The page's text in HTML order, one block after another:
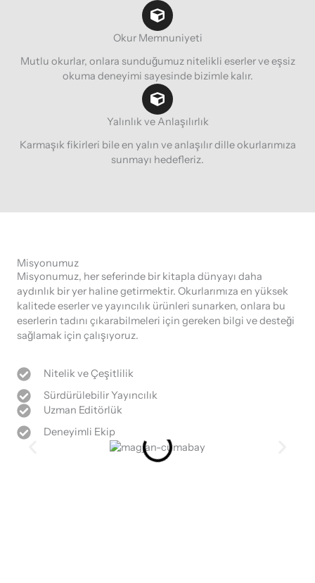
Okur Memnuniyeti
Mutlu okurlar, onlara sunduğumuz nitelikli eserler ve eşsiz
okuma deneyimi sayesinde bizimle kalır.
Yalınlık ve Anlaşılırlık
Karmaşık fikirleri bile en yalın ve anlaşılır dille okurlarımıza
sunmayı hedefleriz.
Misyonumuz
Misyonumuz, her seferinde bir kitapla dünyayı daha
aydınlık bir yer haline getirmektir. Okurlarımıza en yüksek
kalitede eserler ve yayıncılık ürünleri sunarken, onlara bu
eserlerin tadını çıkarabilmeleri için gereken bilgi ve desteği
sağlamak için çalışıyoruz.
Nitelik ve Çeşitlilik
Sürdürülebilir Yayıncılık
Uzman Editörlük
Deneyimli Ekip